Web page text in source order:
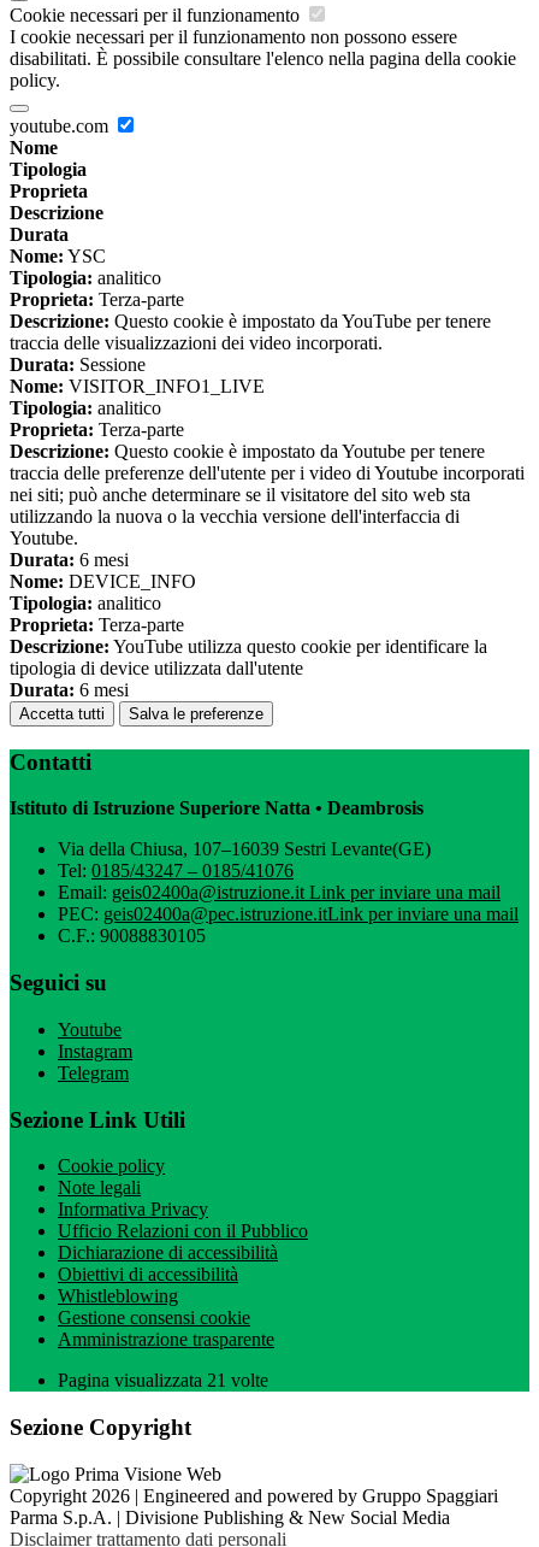
Cookie necessari per il funzionamento
I cookie necessari per il funzionamento non possono essere
disabilitati. È possibile consultare l'elenco nella pagina della cookie
policy.
youtube.com
Nome
Tipologia
Proprieta
Descrizione
Durata
Nome: YSC
Tipologia: analitico
Proprieta: Terza-parte
Descrizione: Questo cookie è impostato da YouTube per tenere
traccia delle visualizzazioni dei video incorporati.
Durata: Sessione
Nome: VISITOR_INFO1_LIVE
Tipologia: analitico
Proprieta: Terza-parte
Descrizione: Questo cookie è impostato da Youtube per tenere
traccia delle preferenze dell'utente per i video di Youtube incorporati
nei siti; può anche determinare se il visitatore del sito web sta
utilizzando la nuova o la vecchia versione dell'interfaccia di
Youtube.
Durata: 6 mesi
Nome: DEVICE_INFO
Tipologia: analitico
Proprieta: Terza-parte
Descrizione: YouTube utilizza questo cookie per identificare la
tipologia di device utilizzata dall'utente
Durata: 6 mesi
Accetta tutti Salva le preferenze
Contatti
Istituto di Istruzione Superiore Natta • Deambrosis
Via della Chiusa, 107–16039 Sestri Levante(GE)
Tel: 0185/43247 – 0185/41076
Email: geis02400a@istruzione.itLink per inviare una mail
PEC: geis02400a@pec.istruzione.itLink per inviare una mail
C.F.: 90088830105
Seguici su
Youtube
Instagram
Telegram
Sezione Link Utili
Cookie policy
Note legali
Informativa Privacy
Ufficio Relazioni con il Pubblico
Dichiarazione di accessibilità
Obiettivi di accessibilità
Whistleblowing
Gestione consensi cookie
Amministrazione trasparente
Pagina visualizzata 21 volte
Sezione Copyright
Copyright 2026 | Engineered and powered by Gruppo Spaggiari
Parma S.p.A. | Divisione Publishing & New Social Media
Disclaimer trattamento dati personali